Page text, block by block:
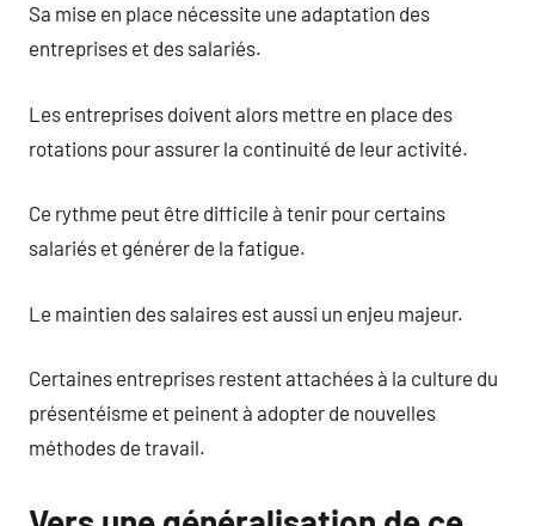
Sa mise en place nécessite une adaptation des
entreprises et des salariés.
Les entreprises doivent alors mettre en place des
rotations pour assurer la continuité de leur activité.
Ce rythme peut être difficile à tenir pour certains
salariés et générer de la fatigue.
Le maintien des salaires est aussi un enjeu majeur.
Certaines entreprises restent attachées à la culture du
présentéisme et peinent à adopter de nouvelles
méthodes de travail.